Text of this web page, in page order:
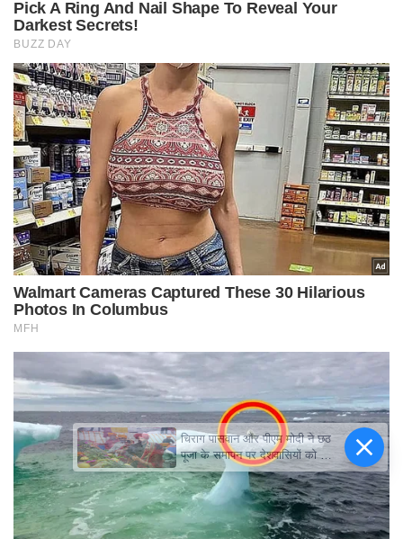
चिराग पासवान और पीएम मोदी ने छठ
पूजा के समापन पर देशवासियों को दी
शुभकामनाएं, छठी मैया से देश की
समृद्धि की कामना की